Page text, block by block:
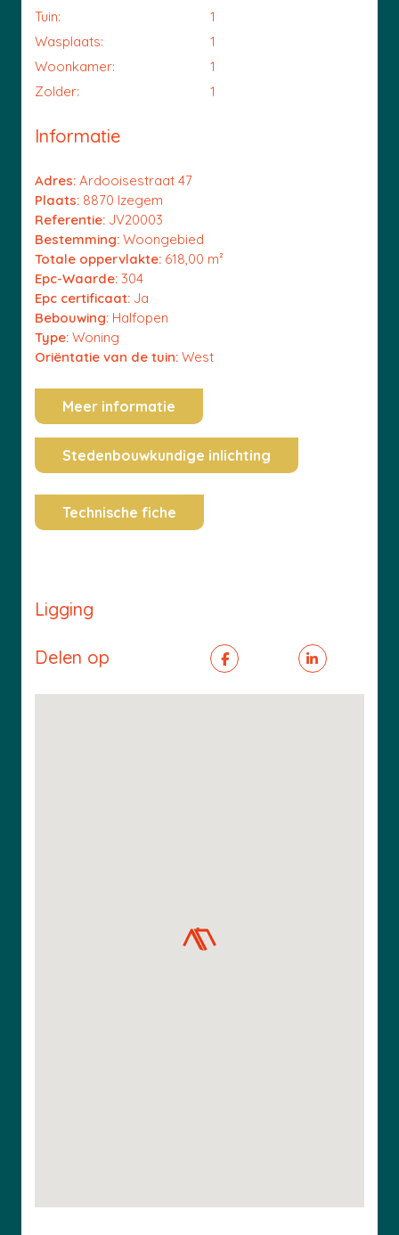
Tuin:
1
Wasplaats:
1
Woonkamer:
1
Zolder:
1
Informatie
Adres: Ardooisestraat 47
Plaats: 8870 Izegem
Referentie: JV20003
Bestemming: Woongebied
Totale oppervlakte: 618,00 m²
Epc-Waarde: 304
Epc certificaat: Ja
Bebouwing: Halfopen
Type: Woning
Oriëntatie van de tuin: West
Meer informatie
Stedenbouwkundige inlichting
Technische fiche
Ligging
Delen op